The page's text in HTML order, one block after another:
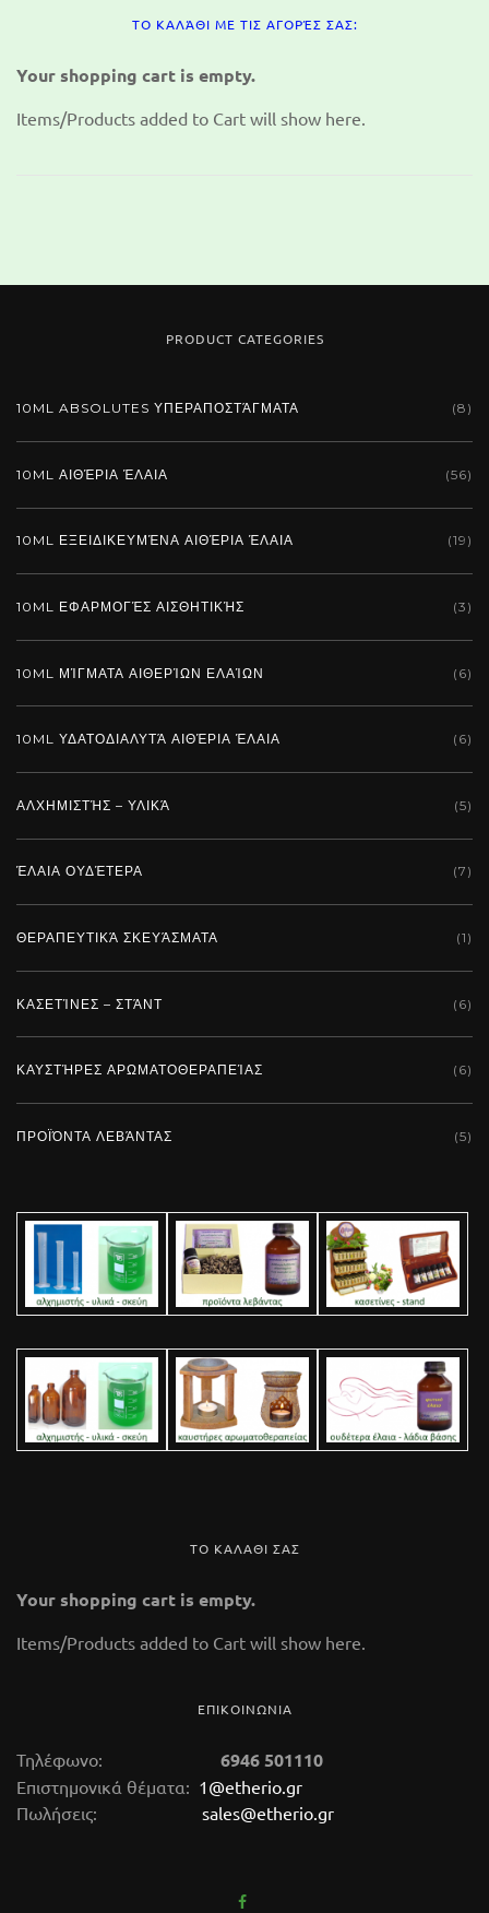
ΤΟ ΚΑΛΆΘΙ ΜΕ ΤΙΣ ΑΓΟΡΈΣ ΣΑΣ:
Your shopping cart is empty.
Items/Products added to Cart will show here.
PRODUCT CATEGORIES
10ML ABSOLUTES ΥΠΕΡΑΠΟΣΤΆΓΜΑΤΑ (8)
10ML ΑΙΘΈΡΙΑ ΈΛΑΙΑ (56)
10ML ΕΞΕΙΔΙΚΕΥΜΈΝΑ ΑΙΘΈΡΙΑ ΈΛΑΙΑ (19)
10ML ΕΦΑΡΜΟΓΈΣ ΑΙΣΘΗΤΙΚΉΣ (3)
10ML ΜΊΓΜΑΤΑ ΑΙΘΕΡΊΩΝ ΕΛΑΊΩΝ (6)
10ML ΥΔΑΤΟΔΙΑΛΥΤΆ ΑΙΘΈΡΙΑ ΈΛΑΙΑ (6)
ΑΛΧΗΜΙΣΤΉΣ – ΥΛΙΚΆ (5)
ΈΛΑΙΑ ΟΥΔΈΤΕΡΑ (7)
ΘΕΡΑΠΕΥΤΙΚΆ ΣΚΕΥΆΣΜΑΤΑ (1)
ΚΑΣΕΤΊΝΕΣ – ΣΤΆΝΤ (6)
ΚΑΥΣΤΉΡΕΣ ΑΡΩΜΑΤΟΘΕΡΑΠΕΊΑΣ (6)
ΠΡΟΪΌΝΤΑ ΛΕΒΆΝΤΑΣ (5)
ΤΟ ΚΑΛΑΘΙ ΣΑΣ
Your shopping cart is empty.
Items/Products added to Cart will show here.
ΕΠΙΚΟΙΝΩΝΙΑ
Τηλέφωνο: 6946 501110
Επιστημονικά θέματα: 1@etherio.gr
Πωλήσεις: sales@etherio.gr